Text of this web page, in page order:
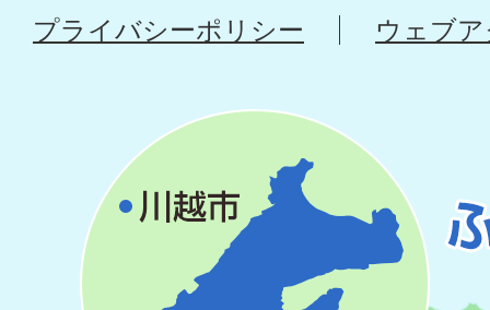
プライバシーポリシー
ウェブ